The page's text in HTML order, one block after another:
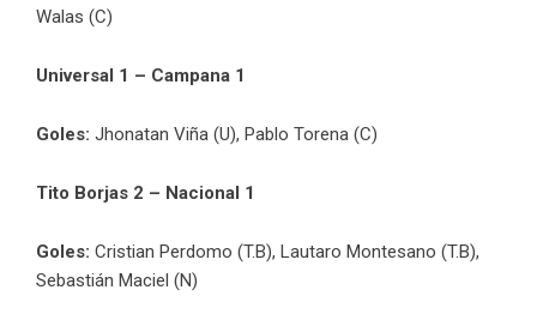
Walas (C)
Universal 1 – Campana 1
Goles: Jhonatan Viña (U), Pablo Torena (C)
Tito Borjas 2 – Nacional 1
Goles: Cristian Perdomo (T.B), Lautaro Montesano (T.B),
Sebastián Maciel (N)